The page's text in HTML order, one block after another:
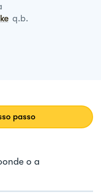
q.b.
passo
o a